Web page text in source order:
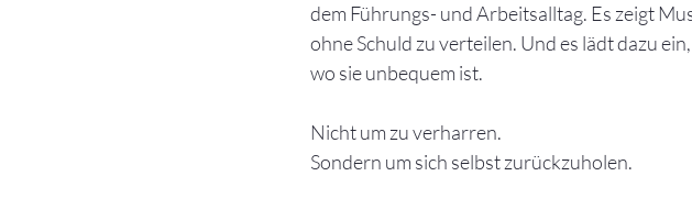
dem Führungs- und Arbeitsalltag. Es zeigt
ohne Schuld zu verteilen. Und es lädt dazu
wo sie unbequem ist.
Nicht um zu verharren.
Sondern um sich selbst zurückzuholen.